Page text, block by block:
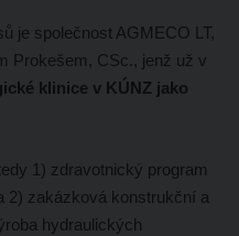
je společnost AGMECO LT,
Prokešem, CSc., jenž už v
klinice v KÚNZ jako
1) zdravotnický program
2) zakázková konstrukční a
hydraulických